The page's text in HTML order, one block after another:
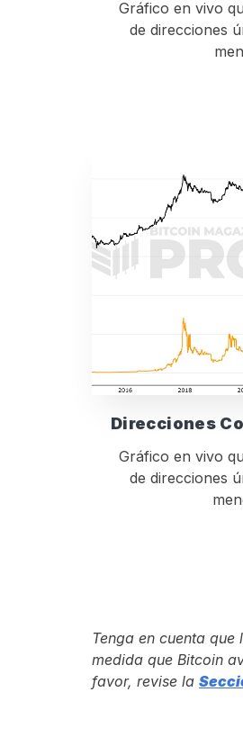
Gráfico en vivo
de direcciones
Direcciones
Gráfico en vivo
de direcciones
Tenga en cuenta
medida que Bitcoin
favor, revise la